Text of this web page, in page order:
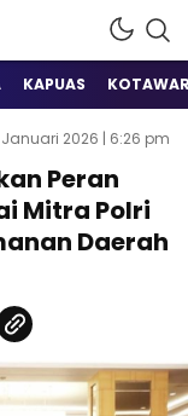
KAPUAS
2026 | 6:26 pm
Peran
Mitra Polri
Daerah